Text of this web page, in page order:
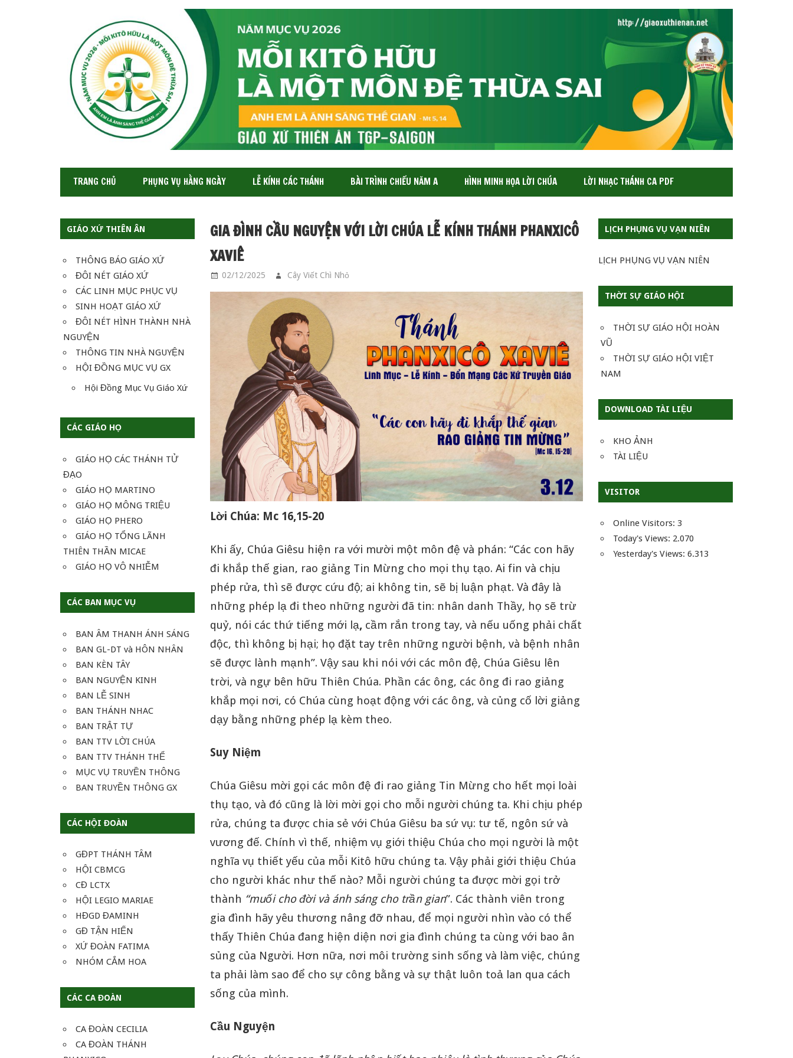
XỨ
THIÊN
ÂN-
SAIGON
TRANG CHỦ PHỤNG VỤ HẰNG NGÀY LỄ KÍNH CÁC THÁNH BÀI TRÌNH CHIẾU NĂM A HÌNH MINH HỌA LỜI CHÚA LỜI NHẠC THÁNH CA PDF
GIÁO XỨ THIÊN ÂN
THÔNG BÁO GIÁO XỨ
ĐÔI NÉT GIÁO XỨ
CÁC LINH MỤC PHỤC VỤ
SINH HOẠT GIÁO XỨ
ĐÔI NÉT HÌNH THÀNH NHÀ
NGUYỆN
THÔNG TIN NHÀ NGUYỆN
HỘI ĐỒNG MỤC VỤ GX
Hội Đồng Mục Vụ Giáo Xứ
CÁC GIÁO HỌ
GIÁO HỌ CÁC THÁNH TỬ
ĐẠO
GIÁO HỌ MARTINO
GIÁO HỌ MÔNG TRIỆU
GIÁO HỌ PHERO
GIÁO HỌ TỔNG LÃNH
THIÊN THẦN MICAE
GIÁO HỌ VÔ NHIỄM
CÁC BAN MỤC VỤ
BAN ÂM THANH ÁNH SÁNG
BAN GL-DT và HÔN NHÂN
BAN KÈN TÂY
BAN NGUYỆN KINH
BAN LỄ SINH
BAN THÁNH NHAC
BAN TRẬT TỰ
BAN TTV LỜI CHÚA
BAN TTV THÁNH THỂ
MỤC VỤ TRUYỀN THÔNG
BAN TRUYỀN THÔNG GX
CÁC HỘI ĐOÀN
GĐPT THÁNH TÂM
HỘI CBMCG
CĐ LCTX
HỘI LEGIO MARIAE
HĐGD ĐAMINH
GĐ TẬN HIẾN
XỨ ĐOÀN FATIMA
NHÓM CẮM HOA
CÁC CA ĐOÀN
CA ĐOÀN CECILIA
CA ĐOÀN THÁNH
GIA ĐÌNH CẦU NGUYỆN VỚI LỜI CHÚA LỄ KÍNH THÁNH PHANXICÔ
XAVIÊ
02/12/2025 Cây Viết Chì Nhỏ
Lời Chúa: Mc 16,15-20
Khi ấy, Chúa Giêsu hiện ra với mười một môn đệ và phán: “Các con hãy
đi khắp thế gian, rao giảng Tin Mừng cho mọi thụ tạo. Ai fin và chịu
phép rửa, thì sẽ được cứu độ; ai không tin, sẽ bị luận phạt. Và đây là
những phép lạ đi theo những người đã tin: nhân danh Thầy, họ sẽ trừ
quỷ, nói các thứ tiếng mới lạ, cầm rắn trong tay, và nếu uống phải chất
độc, thì không bị hại; họ đặt tay trên những người bệnh, và bệnh nhân
sẽ được lành mạnh”. Vậy sau khi nói với các môn đệ, Chúa Giêsu lên
trời, và ngự bên hữu Thiên Chúa. Phần các ông, các ông đi rao giảng
khắp mọi nơi, có Chúa cùng hoạt động với các ông, và củng cố lời giảng
dạy bằng những phép lạ kèm theo.
Suy Niệm
Chúa Giêsu mời gọi các môn đệ đi rao giảng Tin Mừng cho hết mọi loài
thụ tạo, và đó cũng là lời mời gọi cho mỗi người chúng ta. Khi chịu phép
rửa, chúng ta được chia sẻ với Chúa Giêsu ba sứ vụ: tư tế, ngôn sứ và
vương đế. Chính vì thế, nhiệm vụ giới thiệu Chúa cho mọi người là một
nghĩa vụ thiết yếu của mỗi Kitô hữu chúng ta. Vậy phải giới thiệu Chúa
cho người khác như thế nào? Mỗi người chúng ta được mời gọi trở
thành “muối chođời và ánh sáng cho trần gian”. Các thành viên trong
gia đình hãy yêu thương nâng đỡ nhau, để mọi người nhìn vào có thể
thấy Thiên Chúa đang hiện diện nơi gia đình chúng ta cùng với bao ân
sủng của Người. Hơn nữa, nơi môi trường sinh sống và làm việc, chúng
ta phải làm sao để cho sự công bằng và sự thật luôn toả lan qua cách
sống của mình.
Cầu Nguyện
LỊCH PHỤNG VỤ VẠN NIÊN
LỊCH PHỤNG VỤ VẠN NIÊN
THỜI SỰ GIÁO HỘI
THỜI SỰ GIÁO HỘI HOÀN
VŨ
THỜI SỰ GIÁO HỘI VIỆT
NAM
DOWNLOAD TÀI LIỆU
KHO ẢNH
TÀI LIỆU
VISITOR
Online Visitors:3
Today's Views: 2.070
Yesterday's Views:6.313